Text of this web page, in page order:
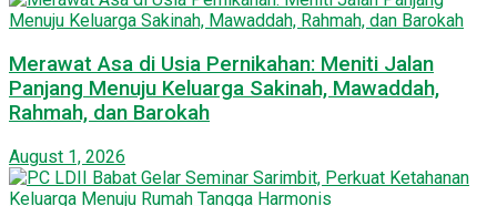
Merawat Asa di Usia Pernikahan: Meniti Jalan
Panjang Menuju Keluarga Sakinah, Mawaddah,
Rahmah, dan Barokah
August 1, 2026